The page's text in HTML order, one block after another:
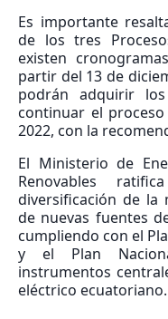
Es importante
de los tres
existen
partir del 13 de
podrán adquirir
continuar el
2022, con la
El Ministerio de
Renovables
diversificación de la
de nuevas fuentes
cumpliendo con el
y el Plan
instrumentos
eléctrico ecuatoriano.